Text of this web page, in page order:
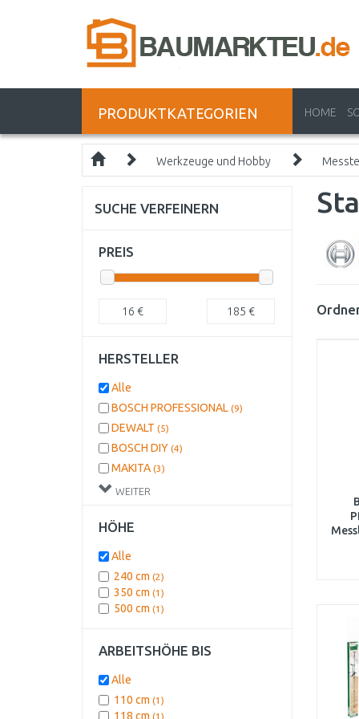
PRODUKTKATEGORIEN HOME
Werkzeuge und Hobby
SUCHE VERFEINERN
PREIS
16 € 185 €
HERSTELLER
WEITER
Alle
BOSCH PROFESSIONAL (9)
DEWALT (5)
BOSCH DIY (4)
MAKITA (3)
EINHELL
HÖHE
Alle
240 cm (2)
350 cm (1)
500 cm (1)
ARBEITSHÖHE BIS
Alle
110 cm (1)
118 cm (1)